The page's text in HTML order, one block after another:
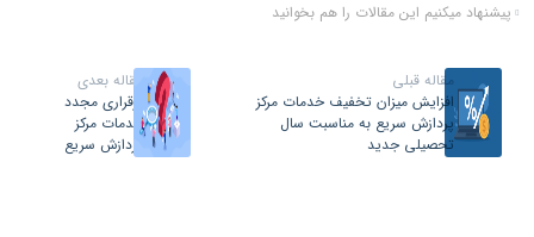
پیشنهاد میکنیم این مقالات را هم بخوانید
مقاله قبلی
افزایش میزان تخفیف خدمات مرکز
پردازش سریع به مناسبت سال
تحصیلی جدید
مقاله بعدی
برقراری مجدد
خدمات مرکز
پردازش سریع